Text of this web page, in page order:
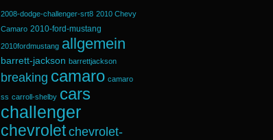
2008-dodge-challenger-srt8 2010 Chevy
Camaro 2010-ford-mustang
2010fordmustang allgemein
barrett-jackson barrettjackson
breaking camaro camaro
ss carroll-shelby cars
challenger
chevrolet chevrolet-